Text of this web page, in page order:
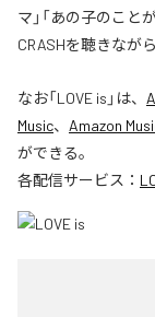
マ」「あの子のこと
CRASHを聴きなが
なお「LOVE is 」は、
Music、 Amazon
ができる。
各配信サービス：